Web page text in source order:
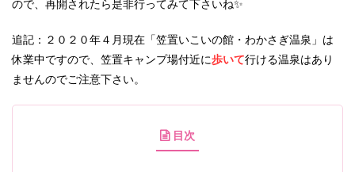
ので、再開されたら是非行ってみて下さいね✨
追記：２０２０年４月現在「笠置いこいの館・わかさぎ温泉」は
休業中ですので、笠置キャンプ場付近に歩いて行ける温泉はあり
ませんのでご注意下さい。
目次